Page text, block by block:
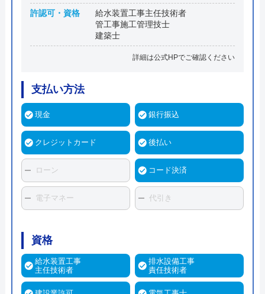
許認可・資格
給水装置工事主任技術者
管工事施工管理技士
建築士
詳細は公式HPでご確認ください
支払い方法
現金 銀行振込
クレジットカード 後払い
ローン コード決済
電子マネー 代引き
資格
給水装置工事
主任技術者
排水設備工事
責任技術者